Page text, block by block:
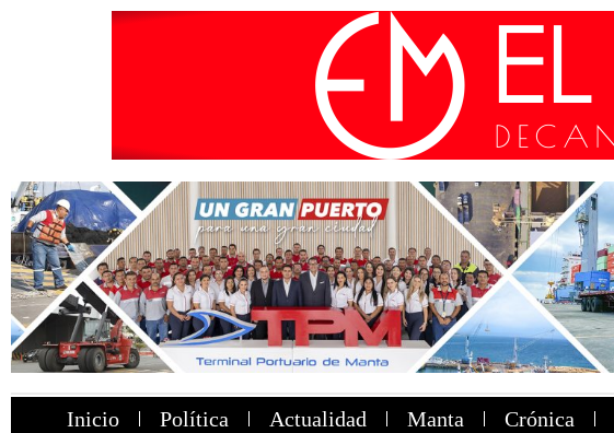
Inicio Política Actualidad Manta Crónica